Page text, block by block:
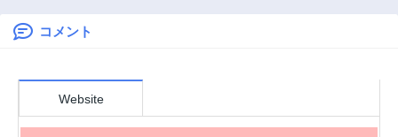
Mitsuba no
Monogatari - Noroi
醒する #花岡修太
コメント
Website